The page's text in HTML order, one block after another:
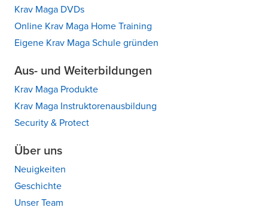
Krav Maga DVDs
Online Krav Maga Home Training
Eigene Krav Maga Schule gründen
Aus- und Weiterbildungen
Krav Maga Produkte
Krav Maga Instruktorenausbildung
Security & Protect
Über uns
Neuigkeiten
Geschichte
Unser Team